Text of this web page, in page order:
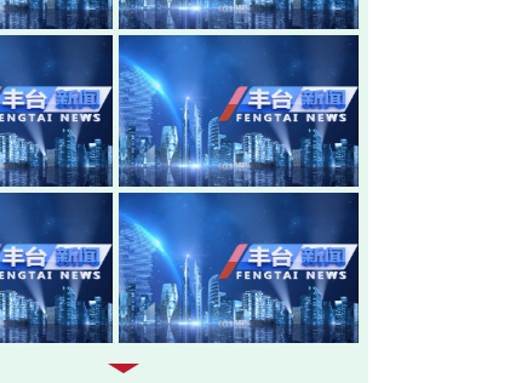
20260805-丰台新闻
20260803-丰台新闻
20260730-丰台新闻